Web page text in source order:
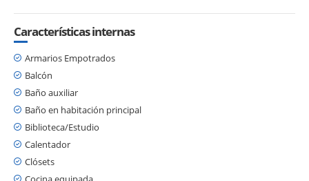
Características internas
Armarios Empotrados
Balcón
Baño auxiliar
Baño en habitación principal
Biblioteca/Estudio
Calentador
Clósets